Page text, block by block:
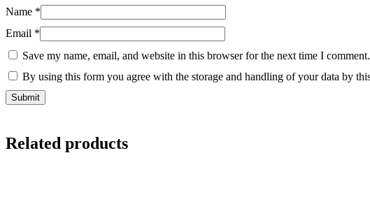
Name *
Email *
Save my name, email, and website in this browser for the next time I comment.
By using this form you agree with the storage and handling of your data by
Related products